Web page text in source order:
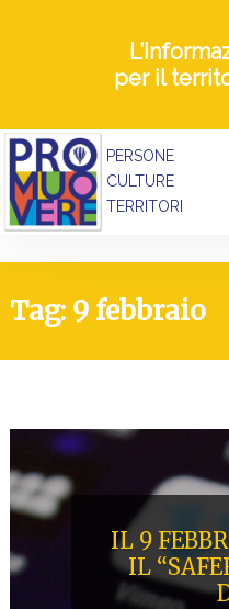
per il
PERSONE
CULTURE
TERRITORI
Tag: 9 febbraio
IL 9
IL